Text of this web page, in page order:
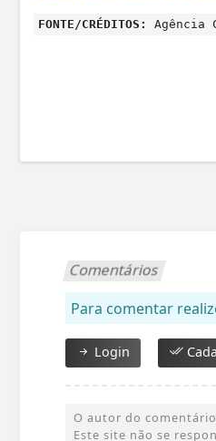
FONTE/CRÉDITOS: Agência
Comentários
Para comentar
Login
O autor do
Este site não se